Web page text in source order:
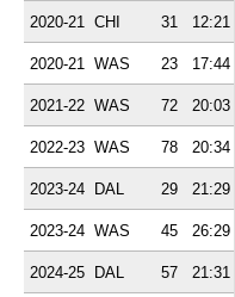
2020-21 CHI 31 12:21
2020-21 WAS 23 17:44
2021-22 WAS 72 20:03
2022-23 WAS 78 20:34
2023-24 DAL 29 21:29
2023-24 WAS 45 26:29
2024-25 DAL 57 21:31